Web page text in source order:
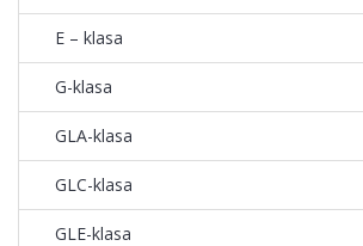
E – klasa
G-klasa
GLA-klasa
GLC-klasa
GLE-klasa